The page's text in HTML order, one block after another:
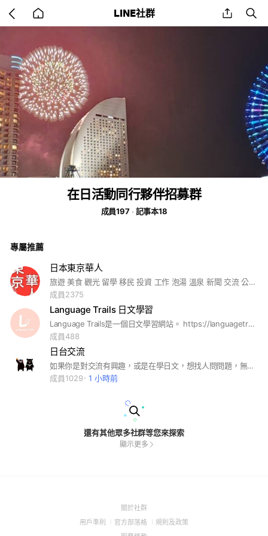
back
to
LINE社群 share
在日活動同行夥伴招募群
成員197 記事本18
專屬推薦
日本東京華人
旅遊 美食 觀光 留學 移民 投資 工作 泡湯 溫泉 新聞 交流 公仔 電玩 流行 Japan 大阪 名古屋 關東 華人 台日 漫畫 動漫 卡漫 電影 服飾 美妝 藥妝 拉麵 壽司 燒肉 櫻花 女優 偶像 明星 日語 日文 結婚 簽證 房地產 日本 Anime ACG 明星 打工 關西 涉谷 新宿 心齋橋 豬排 JLPT 日檢 學習 翻譯 傑尼斯 日劇 中日 日台 在日 日韓 代購 代買 109 ps5 sony iphone Tokyo Osaka
成員2375
Language Trails 日文學習
Language Trails是一個日文學習網站。 https://languagetrails.com 網站提供免費日文教學影片及文章。 YouTube : https://youtube.com/@languagetrails8440 Facebook : https://m.facebook.com/LanguageTrailsFree 這個社群主要目的是提供學習日文的同學們一個可以問問題，大家一起學習成長的環境 #languagetrails #日文教學 #日文學習 #日文單字 #日文自學 #日文筆記 #日文檢定 #學日文 #日文會話 #生活日語 #JLPT #日文檢定 #日文團體班 #日文課 #補日文 #日文補習班 #初級日文 #入門日文 #日文聽力
成員488
日台交流
如果你是對交流有興趣，或是在學日文，想找人問問題，無論哪一種，我們都很歡迎你加入，即便你看不懂題目，也沒關係，有時候比起正解，熱情更能感染人! 交流したい方はぜひ申し込んでください！ 日本人の方大歓迎です！ 日本語ニックネーム＋国旗と入会質問の答えで申し込んでください！
成員1029
1 小時前
還有其他眾多社群等您來探索
顯示更多
關於社群(Open
用戶準則
(Open
官方部落格
(Open
規則及政策(Open